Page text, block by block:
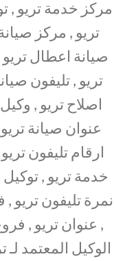
مركز خدمة تريو ,
تريو , مركز
صيانة اعطال
تريو , تليفون
اصلاح تريو ,
عنوان صيانة
ارقام تليفون
خدمة تريو ,
نمرة تليفون تريو
, عنوان تريو ,
الوكيل المعتمد